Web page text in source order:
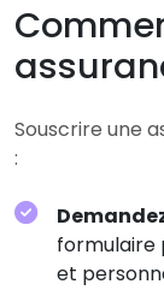
Souscrire une
:
formulaire
et